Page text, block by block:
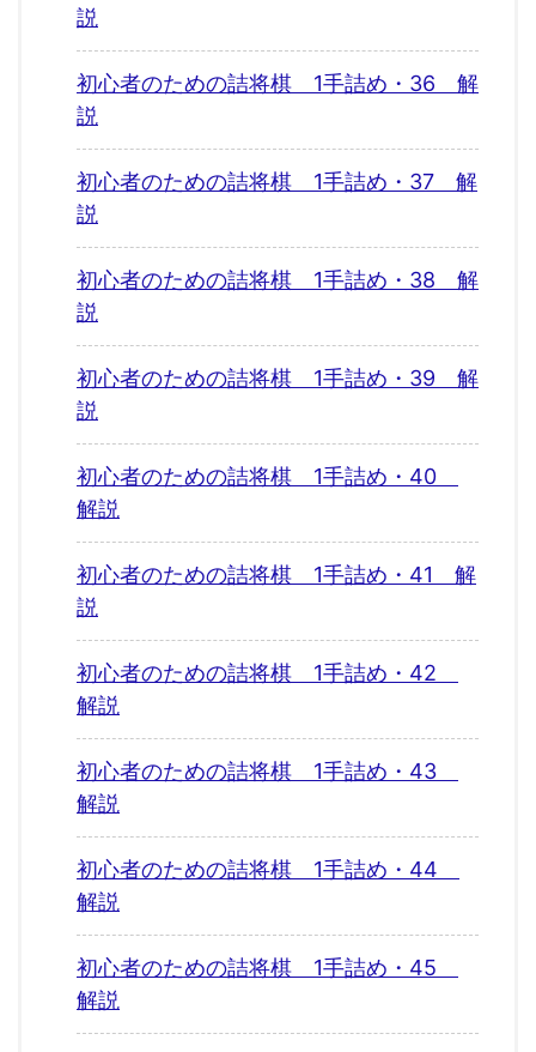
説
初心者のための詰将棋 1手詰め・36 解
説
初心者のための詰将棋 1手詰め・37 解
説
初心者のための詰将棋 1手詰め・38 解
説
初心者のための詰将棋 1手詰め・39 解
説
初心者のための詰将棋 1手詰め・40
解説
初心者のための詰将棋 1手詰め・41 解
説
初心者のための詰将棋 1手詰め・42
解説
初心者のための詰将棋 1手詰め・43
解説
初心者のための詰将棋 1手詰め・44
解説
初心者のための詰将棋 1手詰め・45
解説